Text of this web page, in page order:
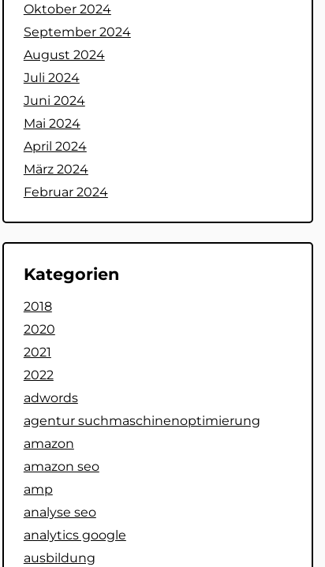
Oktober 2024
September 2024
August 2024
Juli 2024
Juni 2024
Mai 2024
April 2024
März 2024
Februar 2024
Kategorien
2018
2020
2021
2022
adwords
agentur suchmaschinenoptimierung
amazon
amazon seo
amp
analyse seo
analytics google
ausbildung